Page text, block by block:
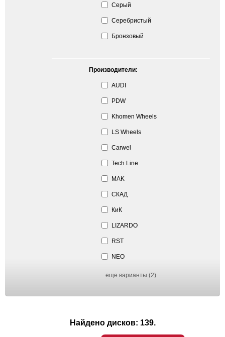
Серый
Серебристый
Бронзовый
Производители:
AUDI
PDW
Khomen Wheels
LS Wheels
Carwel
Tech Line
MAK
СКАД
КиК
LIZARDO
RST
NEO
еще варианты (2)
Найдено дисков: 139.